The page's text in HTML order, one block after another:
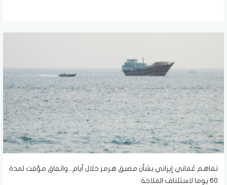
تفاهم عُماني إيراني بشأن مضيق هرمز خلال أيام.. واتفاق مؤقت لمدة
60 يوما لاستئناف الملاحة